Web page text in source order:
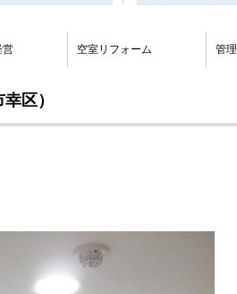
営 空室リフォーム 管
区）